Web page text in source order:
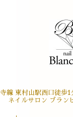
寺線 東村山駅西口徒
ネイルサロン ブラン